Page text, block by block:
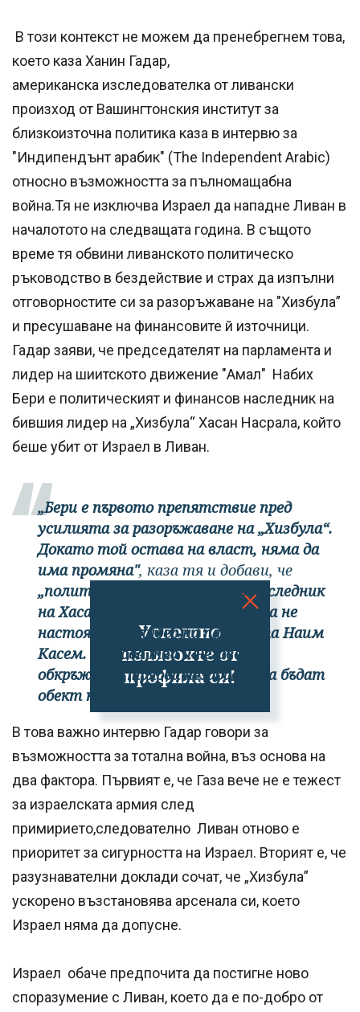
Успешно
излязохте от
профила си!
В този контекст не можем да пренебрегнем това,
което каза Ханин Гадар,
американска изследователка от ливански
произход от Вашингтонския институт за
близкоизточна политика каза в интервю за
"Индипендънт арабик" (The Independent Arabic)
относно възможността за пълномащабна
война.Тя не изключва Израел да нападне Ливан в
началотото на следващата година. В същото
време тя обвини ливанското политическо
ръководство в бездействие и страх да изпълни
отговорностите си за разоръжаване на "Хизбула”
и пресушаване на финансовите й източници.
Гадар заяви, че председателят на парламента и
лидер на шиитското движение "Амал" Набих
Бери е политическият и финансов наследник на
бившия лидер на „Хизбула“ Хасан Насрала, който
беше убит от Израел в Ливан.
„Бери е първото препятствие пред
усилията за разоръжаване на „Хизбула“.
Докато той остава на власт, няма да
има промяна", каза тя и добави, че
„политическият и финансов наследник
на Хасан Насрала е Набих Бери, а не
настоящият лидер на партията Наим
Касем. Затова той и неговото
обкръжение трябва незабавно да бъдат
обект на санкции“.
В това важно интервю Гадар говори за
възможността за тотална война, въз основа на
два фактора. Първият е, че Газа вече не е тежест
за израелската армия след
примирието,следователно Ливан отново е
приоритет за сигурността на Израел. Вторият е, че
разузнавателни доклади сочат, че „Хизбула”
ускорено възстановява арсенала си, което
Израел няма да допусне.
Израел обаче предпочита да постигне ново
споразумение с Ливан, което да е по-добро от